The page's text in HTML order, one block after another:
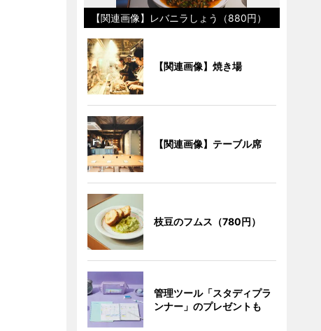
【関連画像】レバニラしょう（880円）
【関連画像】焼き場
【関連画像】テーブル席
枝豆のフムス（780円）
管理ツール「スタディプラ
ンナー」のプレゼントも